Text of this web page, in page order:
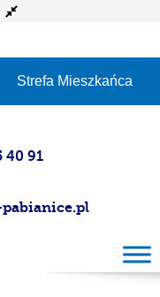
Strefa Mieszkańca
40 91